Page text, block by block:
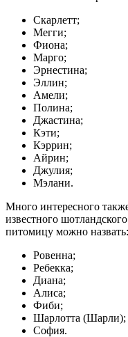
Скарлетт;
Мегги;
Фиона;
Марго;
Эрнестина;
Эллин;
Амели;
Полина;
Джастина;
Кэти;
Кэррин;
Айрин;
Джулия;
Мэлани.
Много интересного
известного
питомицу можно назвать:
Ровенна;
Ребекка;
Диана;
Алиса;
Фиби;
Шарлотта (Шарли);
София.